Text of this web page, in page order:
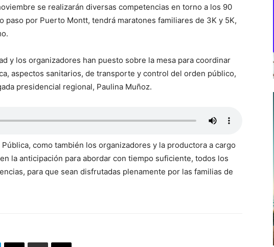
se realizarán diversas competencias en torno a los 90
paso por Puerto Montt, tendrá maratones familiares de 3K y 5K,
y los organizadores han puesto sobre la mesa para coordinar
aspectos sanitarios, de transporte y control del orden público,
presidencial regional, Paulina Muñoz.
como también los organizadores y la productora a cargo
la anticipación para abordar con tiempo suficiente, todos los
para que sean disfrutadas plenamente por las familias de